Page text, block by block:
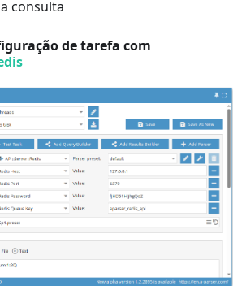
consulta
de tarefa com